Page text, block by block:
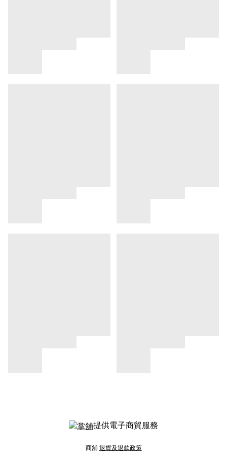
提供電子商貿服務
商舖 退貨及退款政策